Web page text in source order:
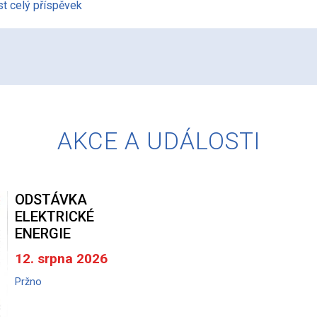
celý příspěvek
AKCE A UDÁLOSTI
ODSTÁVKA
ELEKTRICKÉ
ENERGIE
12. srpna 2026
Pržno